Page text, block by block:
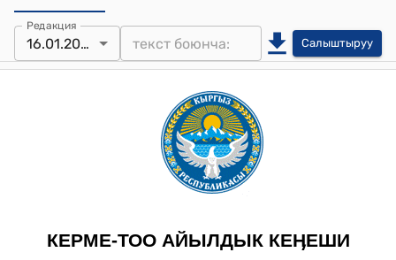
Редакция
16.01.2025 Салыштыруу